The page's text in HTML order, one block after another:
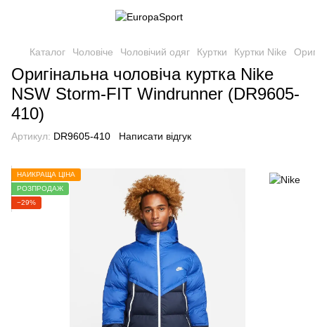
Каталог Чоловіче Чоловічий одяг Куртки Куртки Nike
Оригінальна чоловіча куртка Nike
NSW Storm-FIT Windrunner (DR9605-
410)
Артикул: DR9605-410 Написати відгук
НАЙКРАЩА ЦІНА
РОЗПРОДАЖ
−29%